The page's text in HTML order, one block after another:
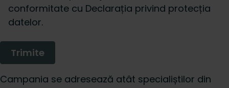
conformitate cu Declarația privind protecția
datelor.
Campania se adresează atât specialiștilor din